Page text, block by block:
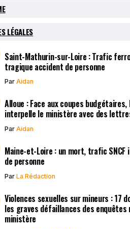
LÉGALES
Saint-Mathurin-sur-Loire : Trafic
tragique accident de personne
Par Aidan
Alloue : Face aux coupes
interpelle le ministère avec des
Par Aidan
Maine-et-Loire : un mort, trafic
de personne
Par La Rédaction
Violences sexuelles sur mineurs : 17
les graves défaillances des
ministère